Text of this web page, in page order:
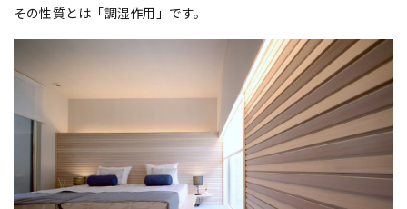
その性質とは「調湿作用」です。